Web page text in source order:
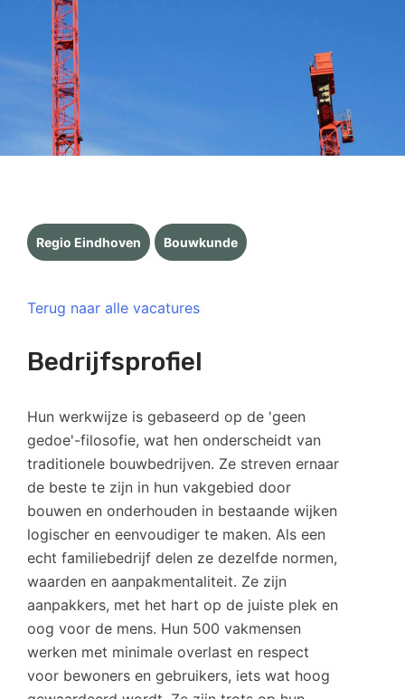
Regio Eindhoven Bouwkunde
Terug naar alle vacatures
Bedrijfsprofiel
Hun werkwijze is gebaseerd op de 'geen
gedoe'-filosofie, wat hen onderscheidt van
traditionele bouwbedrijven. Ze streven ernaar
de beste te zijn in hun vakgebied door
bouwen en onderhouden in bestaande wijken
logischer en eenvoudiger te maken. Als een
echt familiebedrijf delen ze dezelfde normen,
waarden en aanpakmentaliteit. Ze zijn
aanpakkers, met het hart op de juiste plek en
oog voor de mens. Hun 500 vakmensen
werken met minimale overlast en respect
voor bewoners en gebruikers, iets wat hoog